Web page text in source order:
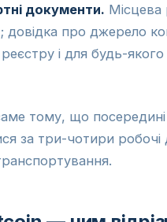
документи. Місцева
про джерело
і для будь-
тому, що
за три-чотири робочі